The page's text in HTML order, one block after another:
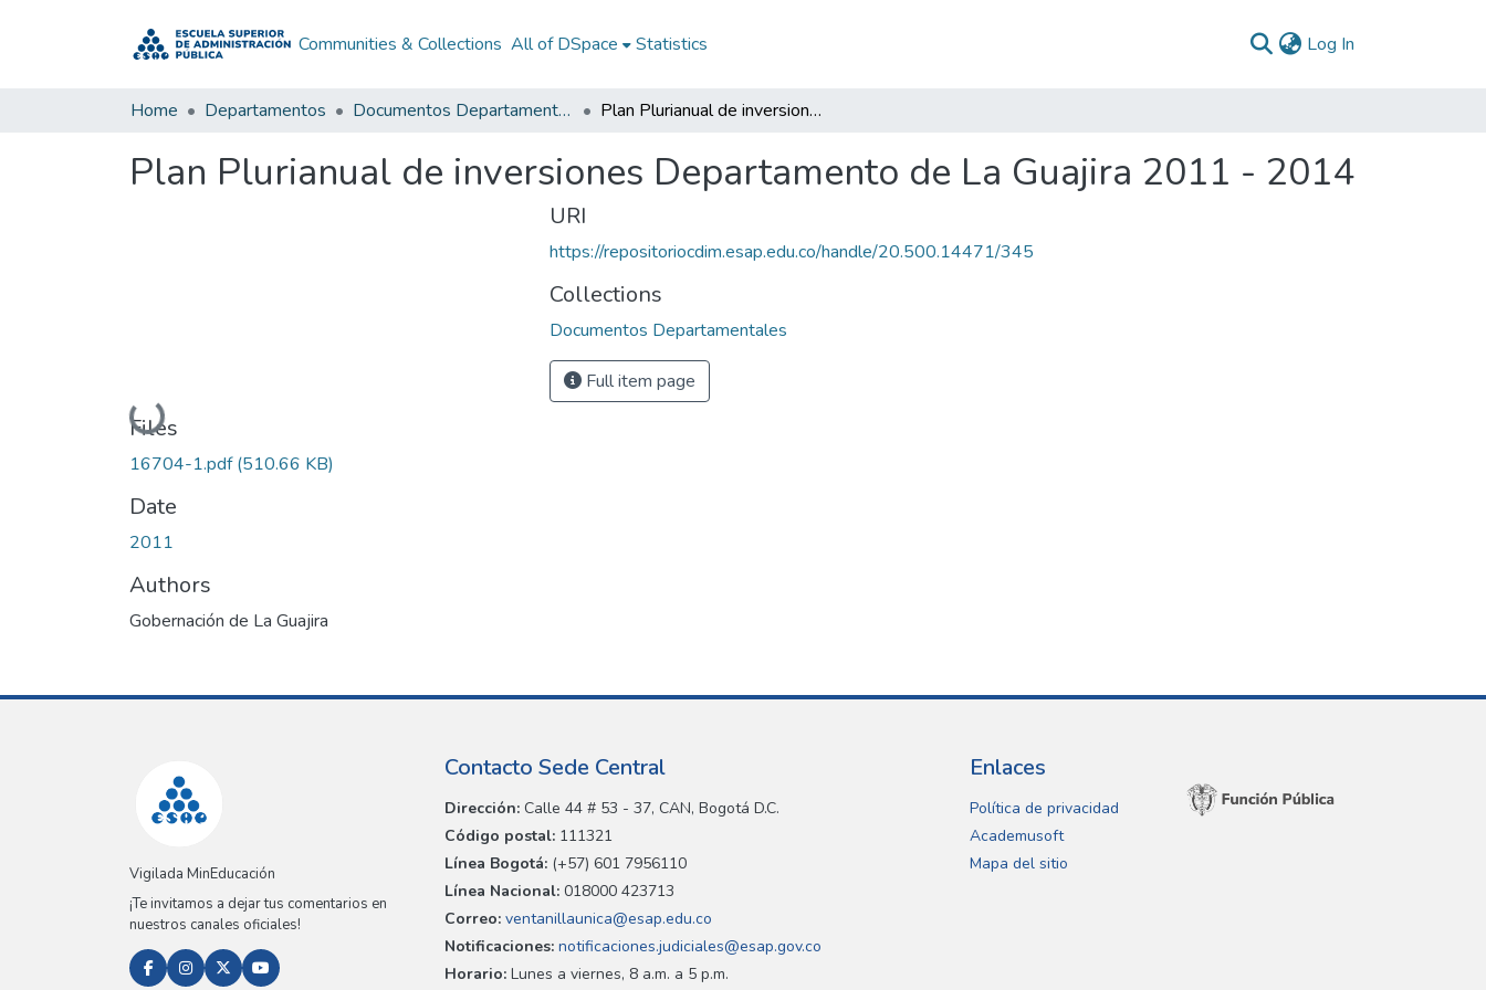
Communities & Collections All of DSpace Statistics Log In
Home Departamentos Documentos Departamentales Plan Plurianual de inversiones Departamento de La Guajira 2011 - 2014
Plan Plurianual de inversiones Departamento de La Guajira 2011 - 2014
Loading...
Files
16704-1.pdf(510.66 KB)
Date
2011
Authors
Gobernación de La Guajira
URI
https://repositoriocdim.esap.edu.co/handle/20.500.14471/345
Collections
Documentos Departamentales
Full item page
Vigilada MinEducación
¡Te invitamos a dejar tus comentarios en
nuestros canales oficiales!
Contacto Sede Central
Dirección: Calle 44 # 53 - 37, CAN, Bogotá D.C.
Código postal: 111321
Línea Bogotá: (+57) 601 7956110
Línea Nacional: 018000 423713
Correo: ventanillaunica@esap.edu.co
Notificaciones: notificaciones.judiciales@esap.gov.co
Horario: Lunes a viernes, 8 a.m. a 5 p.m.
Enlaces
Política de privacidad
Academusoft
Mapa del sitio